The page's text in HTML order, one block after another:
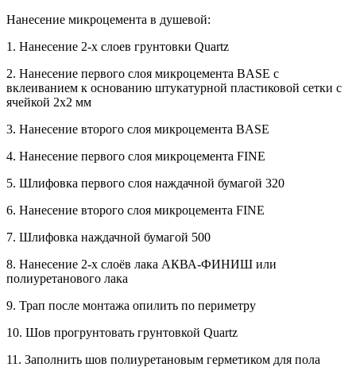
Нанесение микроцемента в душевой:
1. Нанесение 2-х слоев грунтовки Quartz
2. Нанесение первого слоя микроцемента BASE с
вклеиванием к основанию штукатурной пластиковой сетки c
ячейкой 2х2 мм
3. Нанесение второго слоя микроцемента BASE
4. Нанесение первого слоя микроцемента FINE
5. Шлифовка первого слоя наждачной бумагой 320
6. Нанесение второго слоя микроцемента FINE
7. Шлифовка наждачной бумагой 500
8. Нанесение 2-х слоёв лака АКВА-ФИНИШ или
полиуретанового лака
9. Трап после монтажа опилить по периметру
10. Шов прогрунтовать грунтовкой Quartz
11. Заполнить шов полиуретановым герметиком для пола